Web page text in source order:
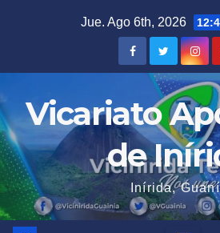
Jue. Ago 6th, 2026
Vicariato
de
Inírida,